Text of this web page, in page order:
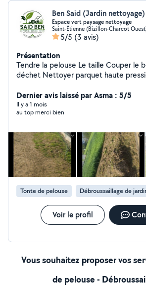
Ben Said (Jardin nettoyage)
Espace vert paysage nettoyage
Saint-Étienne (Bizillon-Charcot
5/5 (3 avis)
Présentation
Tendre la pelouse Le taille Couper le
déchet Nettoyer parquet haute
Dernier avis laissé par Asma : 5/5
Il y a 1 mois
au top merci bien
Tonte de pelouse Débroussaillage de
Voir le profil
Vous souhaitez proposer vos
de pelouse -